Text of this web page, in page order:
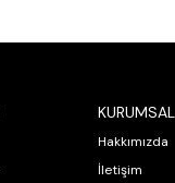
KURUMSAL
Hakkımızda
İletişim